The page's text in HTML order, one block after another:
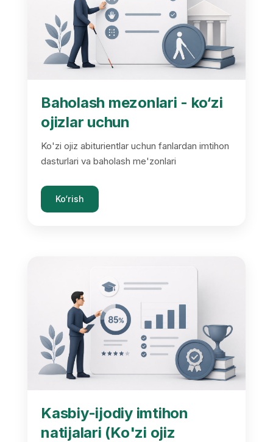
Baholash mezonlari - ko‘zi
ojizlar uchun
Ko'zi ojiz abiturientlar uchun fanlardan imtihon
dasturlari va baholash me'zonlari
Ko‘rish
Kasbiy-ijodiy imtihon
natijalari (Ko'zi ojiz